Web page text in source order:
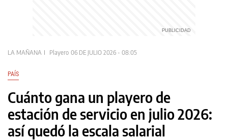
LA MAÑANA Playero 06 DE JULIO 2026 - 08:05
PAÍS
Cuánto gana un playero de
estación de servicio en julio 2026:
así quedó la escala salarial